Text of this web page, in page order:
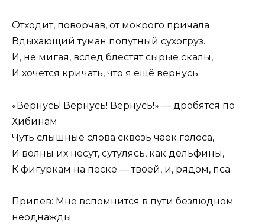
Отходит, поворчав, от мокрого причала
Вдыхающий туман попутный сухогруз.
И, не мигая, вслед блестят сырые скалы,
И хочется кричать, что я ещё вернусь.
«Вернусь! Вернусь! Вернусь!» — дробятся по
Хибинам
Чуть слышные слова сквозь чаек голоса,
И волны их несут, сутулясь, как дельфины,
К фигуркам на песке — твоей, и, рядом, пса.
Припев: Мне вспомнится в пути безлюдном
неоднажды